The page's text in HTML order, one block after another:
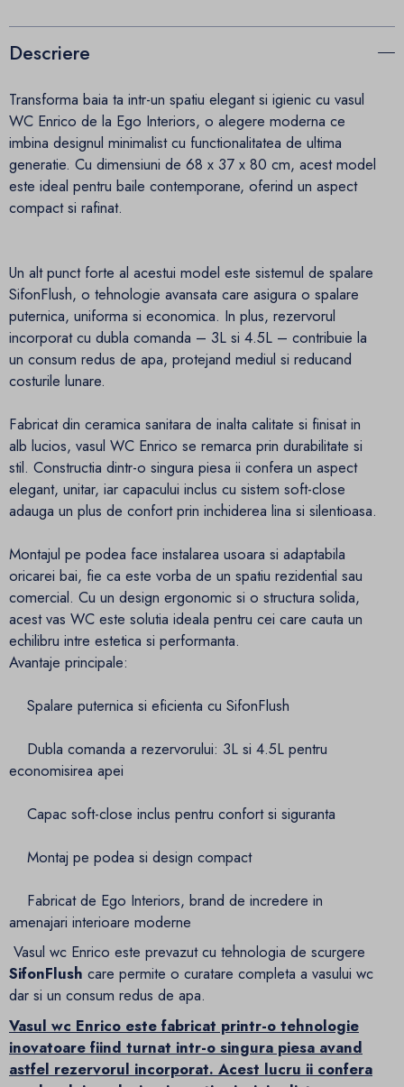
Descriere
Transforma baia ta intr-un spatiu elegant si igienic cu vasul
WC Enrico de la Ego Interiors, o alegere moderna ce
imbina designul minimalist cu functionalitatea de ultima
generatie. Cu dimensiuni de 68 x 37 x 80 cm, acest model
este ideal pentru baile contemporane, oferind un aspect
compact si rafinat.
Un alt punct forte al acestui model este sistemul de spalare
SifonFlush, o tehnologie avansata care asigura o spalare
puternica, uniforma si economica. In plus, rezervorul
incorporat cu dubla comanda – 3L si 4.5L – contribuie la
un consum redus de apa, protejand mediul si reducand
costurile lunare.
Fabricat din ceramica sanitara de inalta calitate si finisat in
alb lucios, vasul WC Enrico se remarca prin durabilitate si
stil. Constructia dintr-o singura piesa ii confera un aspect
elegant, unitar, iar capacului inclus cu sistem soft-close
adauga un plus de confort prin inchiderea lina si silentioasa.
Montajul pe podea face instalarea usoara si adaptabila
oricarei bai, fie ca este vorba de un spatiu rezidential sau
comercial. Cu un design ergonomic si o structura solida,
acest vas WC este solutia ideala pentru cei care cauta un
echilibru intre estetica si performanta.
Avantaje principale:
Spalare puternica si eficienta cu SifonFlush
Dubla comanda a rezervorului: 3L si 4.5L pentru
economisirea apei
Capac soft-close inclus pentru confort si siguranta
Montaj pe podea si design compact
Fabricat de Ego Interiors, brand de incredere in
amenajari interioare moderne
Vasul wc Enrico este prevazut cu tehnologia de scurgere
SifonFlush care permite o curatare completa a vasului wc
dar si un consum redus de apa.
Vasul wc Enrico este fabricat printr-o tehnologie
inovatoare fiind turnat intr-o singura piesa avand
astfel rezervorul incorporat. Acest lucru ii confera